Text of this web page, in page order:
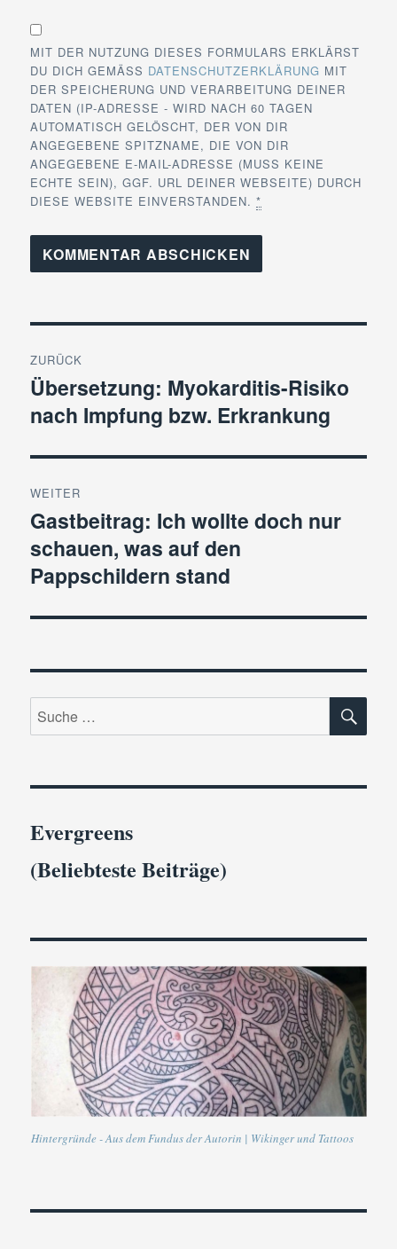
MIT DER NUTZUNG DIESES FORMULARS ERKLÄRST
DU DICH GEMÄSS DATENSCHUTZERKLÄRUNG MIT
DER SPEICHERUNG UND VERARBEITUNG DEINER
DATEN (IP-ADRESSE - WIRD NACH 60 TAGEN
AUTOMATISCH GELÖSCHT, DER VON DIR
ANGEGEBENE SPITZNAME, DIE VON DIR
ANGEGEBENE E-MAIL-ADRESSE (MUSS KEINE
ECHTE SEIN), GGF. URL DEINER WEBSEITE) DURCH
DIESE WEBSITE EINVERSTANDEN.*
ZURÜCK
Vorheriger
Beitrag:
Übersetzung: Myokarditis-Risiko
nach Impfung bzw. Erkrankung
WEITER
Nächster
Beitrag:
Gastbeitrag: Ich wollte doch nur
schauen, was auf den
Pappschildern stand
Suche
nach:
Evergreens
(Beliebteste Beiträge)
Hintergründe - Aus dem Fundus der Autorin | Wikinger und Tattoos